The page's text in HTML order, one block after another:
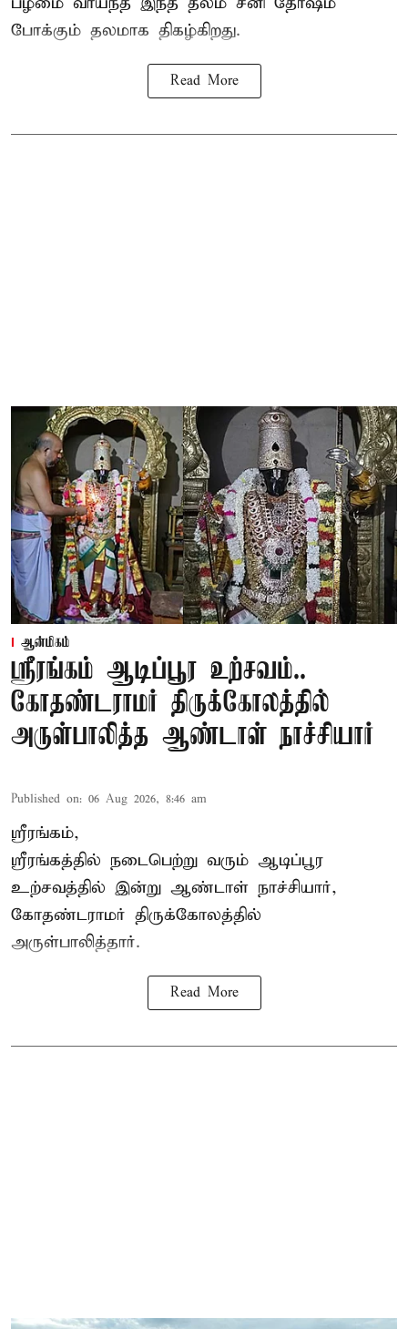
போக்கும் தலமாக திகழ்கிறது.
Read More
ஆன்மிகம்
ஸ்ரீரங்கம் ஆடிப்பூர உற்சவம்..
கோதண்டராமர் திருக்கோலத்தில்
அருள்பாலித்த ஆண்டாள் நாச்சியார்
Published on: 06 Aug 2026, 8:46 am
ஸ்ரீரங்கம்,
ஸ்ரீரங்கத்தில் நடைபெற்று வரும் ஆடிப்பூர
உற்சவத்தில் இன்று ஆண்டாள் நாச்சியார்,
கோதண்டராமர் திருக்கோலத்தில்
அருள்பாலித்தார்.
Read More